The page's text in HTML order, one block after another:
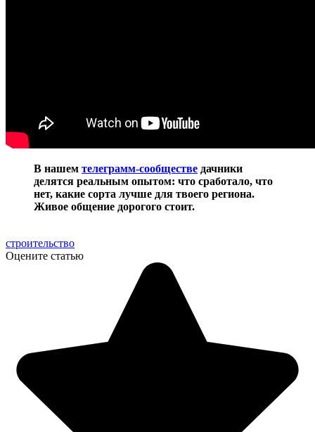
В нашем телеграмм-сообществе дачники
делятся реальным опытом: что сработало, что
нет, какие сорта лучше для твоего региона.
Живое общение дорогого стоит.
строительство
Оцените статью